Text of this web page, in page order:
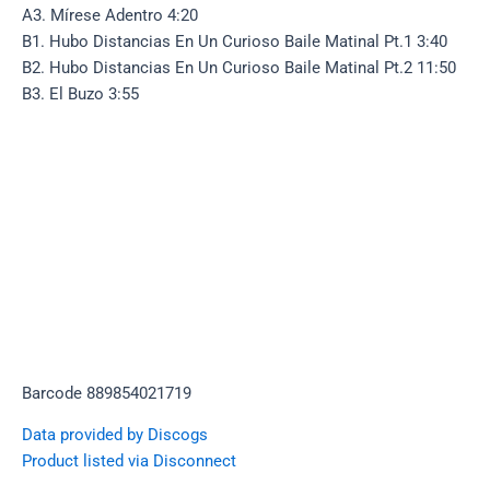
A3. Mírese Adentro 4:20
B1. Hubo Distancias En Un Curioso Baile Matinal Pt.1 3:40
B2. Hubo Distancias En Un Curioso Baile Matinal Pt.2 11:50
B3. El Buzo 3:55
Barcode 889854021719
Data provided by Discogs
Product listed via Disconnect